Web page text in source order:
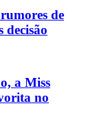
de
decisão
a Miss
no